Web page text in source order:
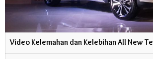
Video Kelemahan dan Kelebihan All New